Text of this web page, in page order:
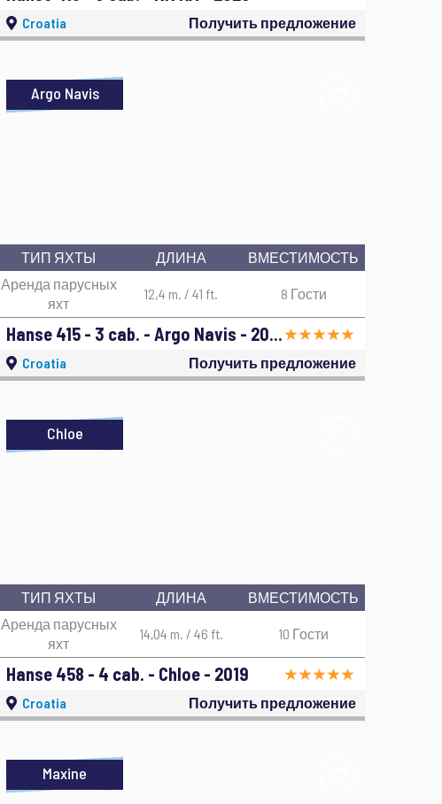
Croatia Получить предложение
Argo Navis
Hanse 415 - 3 cab. - Argo Navis - 2017
ТИП ЯХТЫ
Аренда парусных
яхт
ДЛИНА
12,4 m. / 41 ft.
ВМЕСТИМОСТЬ
8 Гости
Croatia Получить предложение
Chloe
Hanse 458 - 4 cab. - Chloe - 2019
ТИП ЯХТЫ
Аренда парусных
яхт
ДЛИНА
14,04 m. / 46 ft.
ВМЕСТИМОСТЬ
10 Гости
Croatia Получить предложение
Maxine